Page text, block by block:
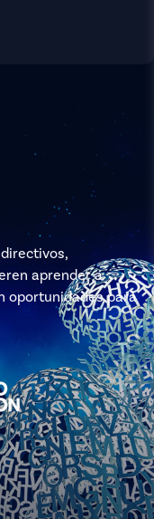
aprender a
oportunidades para